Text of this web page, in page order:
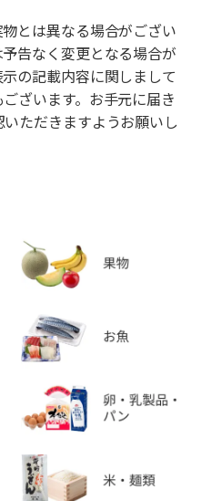
とは異なる場合がござい
告なく変更となる場合が
の記載内容に関しまして
ざいます。お手元に届き
ただきますようお願いし